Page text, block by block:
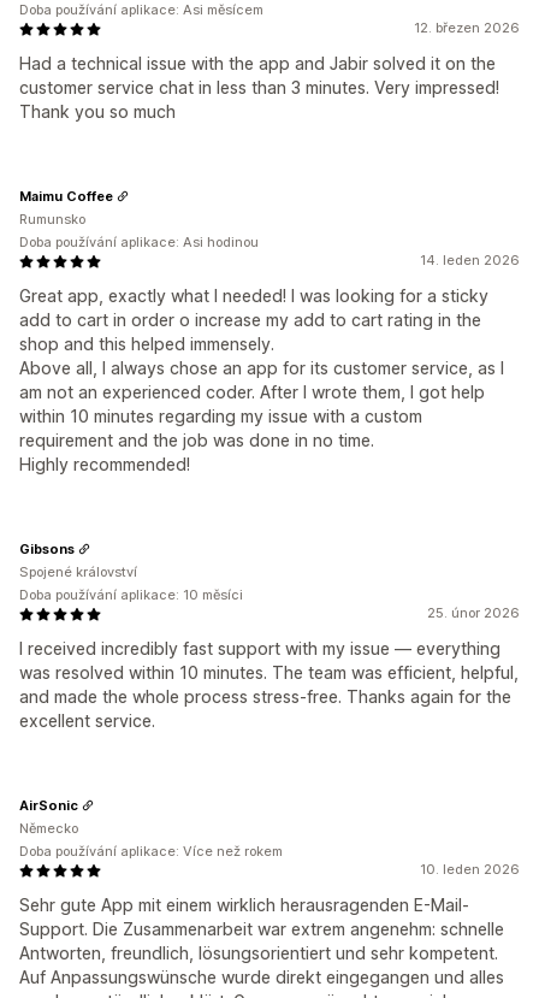
12. březen 2026
Had a technical issue with the app and Jabir solved it on the
customer service chat in less than 3 minutes. Very impressed!
Thank you so much
Doba používání aplikace: Asi měsícem
14. leden 2026
Great app, exactly what I needed! I was looking for a sticky
add to cart in order o increase my add to cart rating in the
shop and this helped immensely.
Above all, I always chose an app for its customer service, as I
am not an experienced coder. After I wrote them, I got help
within 10 minutes regarding my issue with a custom
requirement and the job was done in no time.
Highly recommended!
Maimu Coffee
Rumunsko
Doba používání aplikace: Asi hodinou
25. únor 2026
I received incredibly fast support with my issue — everything
was resolved within 10 minutes. The team was efficient, helpful,
and made the whole process stress‑free. Thanks again for the
excellent service.
Gibsons
Spojené království
Doba používání aplikace: 10 měsíci
10. leden 2026
Sehr gute App mit einem wirklich herausragenden E-Mail-
Support. Die Zusammenarbeit war extrem angenehm: schnelle
Antworten, freundlich, lösungsorientiert und sehr kompetent.
Auf Anpassungswünsche wurde direkt eingegangen und alles
AirSonic
Německo
Doba používání aplikace: Více než rokem